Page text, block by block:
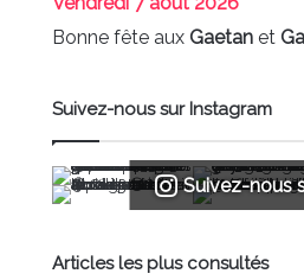
Bonne fête auxGaetan et
Suivez-nous sur Instagram
Suivez-nous
Articles les plus consultés